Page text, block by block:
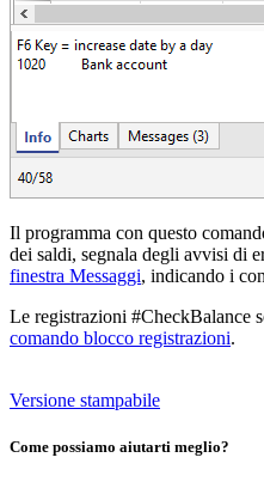
Il programma con questo
dei saldi, segnala degli avvisi di
finestra Messaggi, indicando i
Le registrazioni #CheckBalance
comando blocco registrazioni.
Versione stampabile
Come possiamo aiutarti meglio?